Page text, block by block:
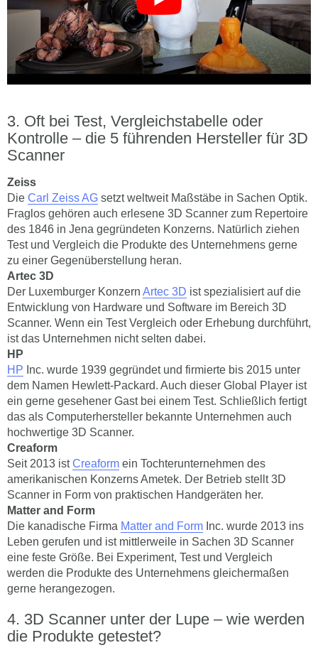
Oft bei Test, Vergleichstabelle oder
Kontrolle – die 5 führenden Hersteller für 3D
Scanner
Zeiss
Die Carl Zeiss AG setzt weltweit Maßstäbe in Sachen Optik.
Fraglos gehören auch erlesene 3D Scanner zum Repertoire
des 1846 in Jena gegründeten Konzerns. Natürlich ziehen
Test und Vergleich die Produkte des Unternehmens gerne
zu einer Gegenüberstellung heran.
Artec 3D
Der Luxemburger Konzern Artec 3D ist spezialisiert auf die
Entwicklung von Hardware und Software im Bereich 3D
Scanner. Wenn ein Test Vergleich oder Erhebung durchführt,
ist das Unternehmen nicht selten dabei.
HP
HP Inc. wurde 1939 gegründet und firmierte bis 2015 unter
dem Namen Hewlett-Packard. Auch dieser Global Player ist
ein gerne gesehener Gast bei einem Test. Schließlich fertigt
das als Computerhersteller bekannte Unternehmen auch
hochwertige 3D Scanner.
Creaform
Seit 2013 istCreaform ein Tochterunternehmen des
amerikanischen Konzerns Ametek. Der Betrieb stellt 3D
Scanner in Form von praktischen Handgeräten her.
Matter and Form
Die kanadische Firma Matter and Form Inc. wurde 2013 ins
Leben gerufen und ist mittlerweile in Sachen 3D Scanner
eine feste Größe. Bei Experiment, Test und Vergleich
werden die Produkte des Unternehmens gleichermaßen
gerne herangezogen.
3D Scanner unter der Lupe – wie werden
die Produkte getestet?